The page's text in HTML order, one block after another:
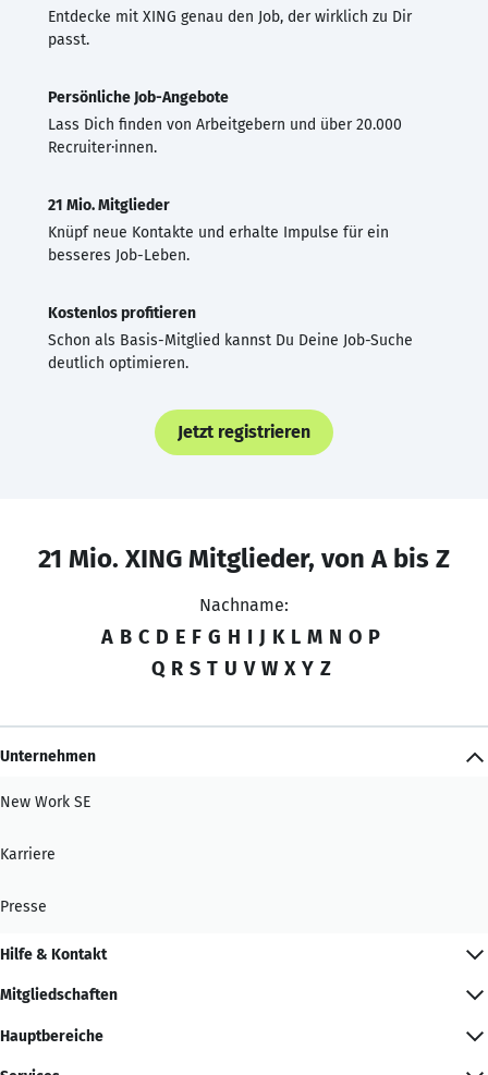
Entdecke mit XING genau den Job, der wirklich zu Dir
passt.
Persönliche Job-Angebote
Lass Dich finden von Arbeitgebern und über 20.000
Recruiter·innen.
21 Mio. Mitglieder
Knüpf neue Kontakte und erhalte Impulse für ein
besseres Job-Leben.
Kostenlos profitieren
Schon als Basis-Mitglied kannst Du Deine Job-Suche
deutlich optimieren.
Jetzt registrieren
21 Mio. XING Mitglieder, von A bis Z
Nachname:
A B C D E F G H I J K L M N O P
Q R S T U V W X Y Z
Unternehmen
New Work SE
Karriere
Presse
Hilfe & Kontakt
Mitgliedschaften
Hauptbereiche